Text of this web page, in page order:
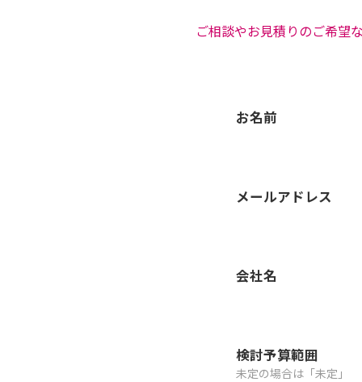
ご相談やお見積りのご希望
お名前
メールアドレス
会社名
検討予算範囲
未定の場合は「未定」